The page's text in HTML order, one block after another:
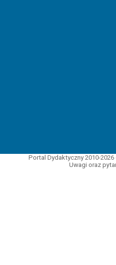
Portal Dydaktyczny 2010-
Uwagi oraz